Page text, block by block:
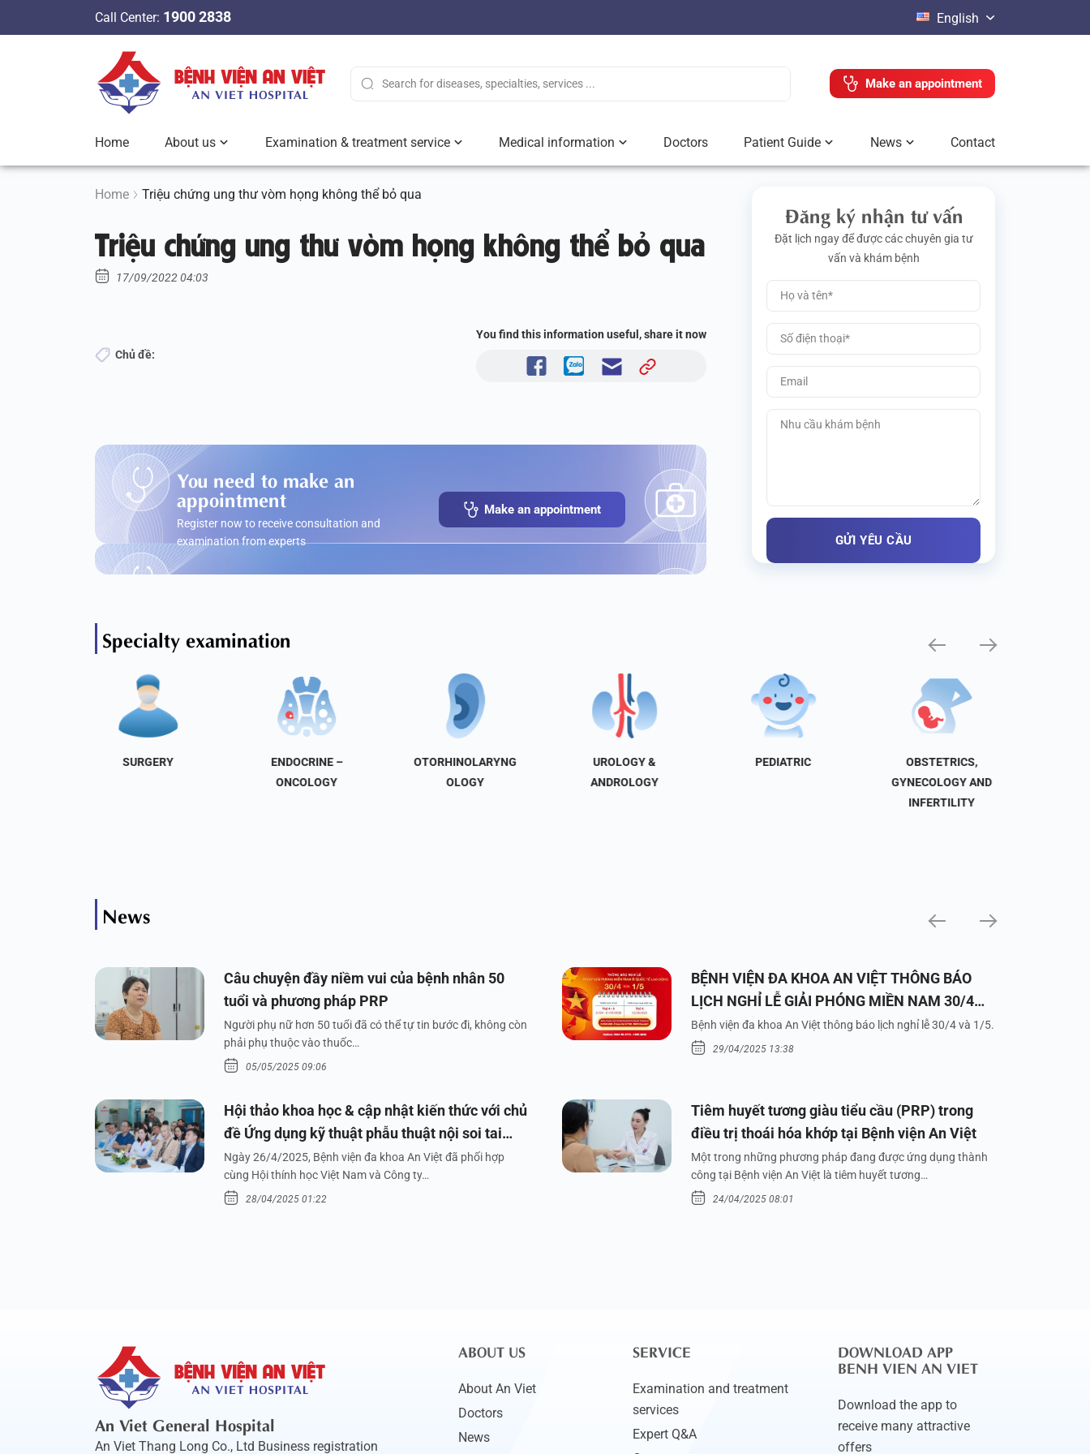
n
Call Center: 1900 2838 English
Make an appointment
Home About us Examination & treatment service Medical information Doctors Patient Guide News Contact
Home Triệu chứng ung thư vòm họng không thể bỏ qua
Triệu chứng ung thư vòm họng không thể bỏ qua
17/09/2022 04:03
Chủ đề:
You find this information useful, share it now
You need to make an
appointment
Register now to receive consultation and
examination from experts
Make an appointment
Đăng ký nhận tư vấn
Đặt lịch ngay để được các chuyên gia tư
vấn và khám bệnh
Specialty examination
SURGERY
ENDOCRINE –
ONCOLOGY
OTORHINOLARYNG
OLOGY
UROLOGY &
ANDROLOGY
PEDIATRIC
OBSTETRICS,
GYNECOLOGY AND
INFERTILITY
News
Câu chuyện đầy niềm vui của bệnh nhân 50
tuổi và phương pháp PRP
Người phụ nữ hơn 50 tuổi đã có thể tự tin bước đi, không còn
phải phụ thuộc vào thuốc…
05/05/2025 09:06
BỆNH VIỆN ĐA KHOA AN VIỆT THÔNG BÁO
LỊCH NGHỈ LỄ GIẢI PHÓNG MIỀN NAM 30/4
VÀ QUỐC TẾ LAO ĐỘNG 1/5/2025
Bệnh viện đa khoa An Việt thông báo lịch nghỉ lễ 30/4 và 1/5.
29/04/2025 13:38
Hội thảo khoa học & cập nhật kiến thức với chủ
đề Ứng dụng kỹ thuật phẫu thuật nội soi tai
dưới nước
Ngày 26/4/2025, Bệnh viện đa khoa An Việt đã phối hợp
cùng Hội thính học Việt Nam và Công ty…
28/04/2025 01:22
Tiêm huyết tương giàu tiểu cầu (PRP) trong
điều trị thoái hóa khớp tại Bệnh viện An Việt
Một trong những phương pháp đang được ứng dụng thành
công tại Bệnh viện An Việt là tiêm huyết tương…
24/04/2025 08:01
An Viet General Hospital
An Viet Thang Long Co., Ltd Business registration
ABOUT US
About An Viet
Doctors
News
SERVICE
Examination and treatment
services
Expert Q&A
DOWNLOAD APP
BENH VIEN AN VIET
Download the app to
receive many attractive
offers